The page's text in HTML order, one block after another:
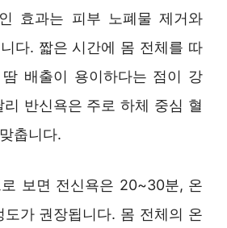
효과는 피부 노폐물 제거와
다. 짧은 시간에 몸 전체를 따
배출이 용이하다는 점이 강
반신욕은 주로 하체 중심 혈
춥니다.
보면 전신욕은 20~30분, 온
가 권장됩니다. 몸 전체의 온